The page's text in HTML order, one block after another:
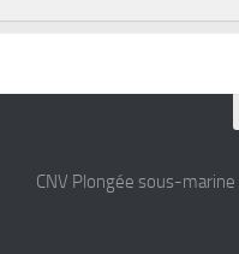
CNV Plongée sous-